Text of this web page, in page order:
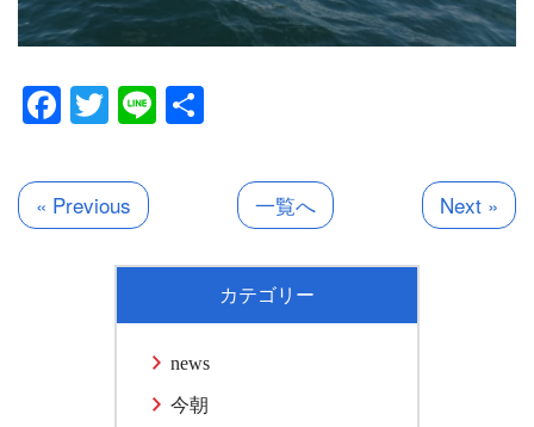
Facebook
Twitter
Line
« Previous 一覧へ Next »
カテゴリー
news
今朝